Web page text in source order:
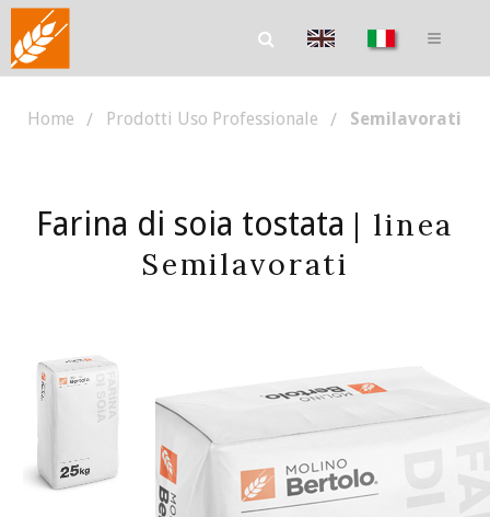
Home Prodotti Uso Professionale Semilavorati
Farina di soia tostata | linea
Semilavorati